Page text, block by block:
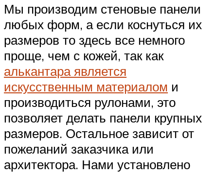
Мы производим стеновые панели
любых форм, а если коснуться их
размеров то здесь все немного
проще, чем с кожей, так как
алькантара является
искусственным материалом и
производиться рулонами, это
позволяет делать панели крупных
размеров. Остальное зависит от
пожеланий заказчика или
архитектора. Нами установлено